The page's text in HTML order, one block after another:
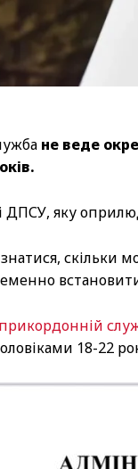
не веде
ДПСУ, яку
скільки
18-22